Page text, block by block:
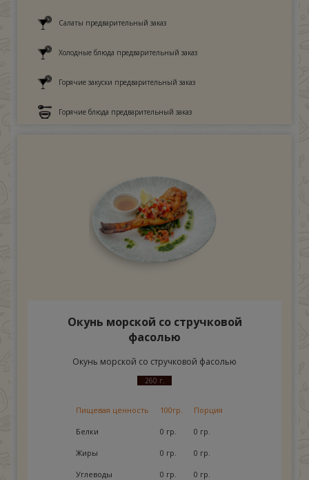
Салаты предварительный заказ
Холодные блюда предварительный заказ
Горячие закуски предварительный заказ
Горячие блюда предварительный заказ
Окунь морской со стручковой
фасолью
Окунь морской со стручковой фасолью
260 г.
Пищевая ценность 100гр. Порция
Белки 0 гр. 0 гр.
Жиры 0 гр. 0 гр.
Углеводы 0 гр. 0 гр.